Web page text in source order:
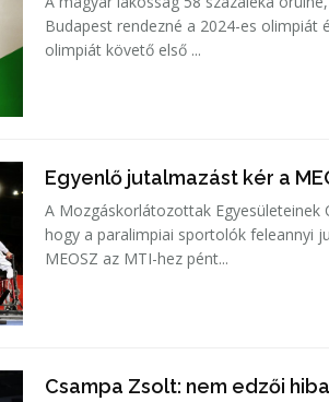
Budapest rendezné a 2024-es olimpiát
olimpiát követő első ...
Egyenlő jutalmazást kér a
A Mozgáskorlátozottak Egyesületeinek
hogy a paralimpiai sportolók feleannyi
MEOSZ az MTI-hez pént...
Csampa Zsolt: nem edzői